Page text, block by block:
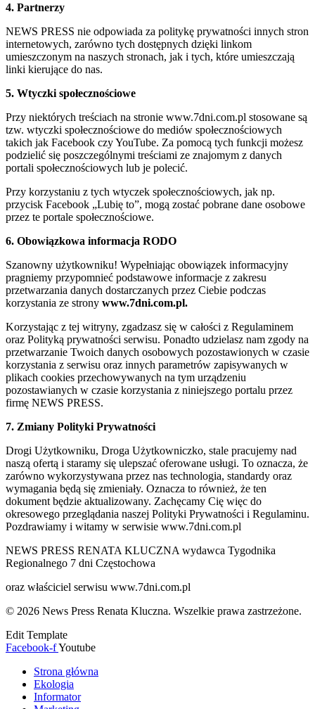
4. Partnerzy
NEWS PRESS nie odpowiada za politykę prywatności innych stron
internetowych, zarówno tych dostępnych dzięki linkom
umieszczonym na naszych stronach, jak i tych, które umieszczają
linki kierujące do nas.
5. Wtyczki społecznościowe
Przy niektórych treściach na stronie www.7dni.com.pl stosowane są
tzw. wtyczki społecznościowe do mediów społecznościowych
takich jak Facebook czy YouTube. Za pomocą tych funkcji możesz
podzielić się poszczególnymi treściami ze znajomym z danych
portali społecznościowych lub je polecić.
Przy korzystaniu z tych wtyczek społecznościowych, jak np.
przycisk Facebook „Lubię to”, mogą zostać pobrane dane osobowe
przez te portale społecznościowe.
6. Obowiązkowa informacja RODO
Szanowny użytkowniku! Wypełniając obowiązek informacyjny
pragniemy przypomnieć podstawowe informacje z zakresu
przetwarzania danych dostarczanych przez Ciebie podczas
korzystania ze strony www.7dni.com.pl.
Korzystając z tej witryny, zgadzasz się w całości z Regulaminem
oraz Polityką prywatności serwisu. Ponadto udzielasz nam zgody na
przetwarzanie Twoich danych osobowych pozostawionych w czasie
korzystania z serwisu oraz innych parametrów zapisywanych w
plikach cookies przechowywanych na tym urządzeniu
pozostawianych w czasie korzystania z niniejszego portalu przez
firmę NEWS PRESS.
7. Zmiany Polityki Prywatności
Drogi Użytkowniku, Droga Użytkowniczko, stale pracujemy nad
naszą ofertą i staramy się ulepszać oferowane usługi. To oznacza, że
zarówno wykorzystywana przez nas technologia, standardy oraz
wymagania będą się zmieniały. Oznacza to również, że ten
dokument będzie aktualizowany. Zachęcamy Cię więc do
okresowego przeglądania naszej Polityki Prywatności i Regulaminu.
Pozdrawiamy i witamy w serwisie www.7dni.com.pl
NEWS PRESS RENATA KLUCZNA wydawca Tygodnika
Regionalnego 7 dni Częstochowa
oraz właściciel serwisu www.7dni.com.pl
© 2026 News Press Renata Kluczna. Wszelkie prawa zastrzeżone.
Edit Template
Facebook-fYoutube
Strona główna
Ekologia
Informator